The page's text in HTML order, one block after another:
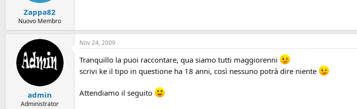
Zappa82
Nuovo Membro
admin
Administrator
Nov 24, 2009
Tranquillo la puoi raccontare, qua siamo tutti maggiorenni
scrivi ke il tipo in questione ha 18 anni, così nessuno potrà dire niente
Attendiamo il seguito